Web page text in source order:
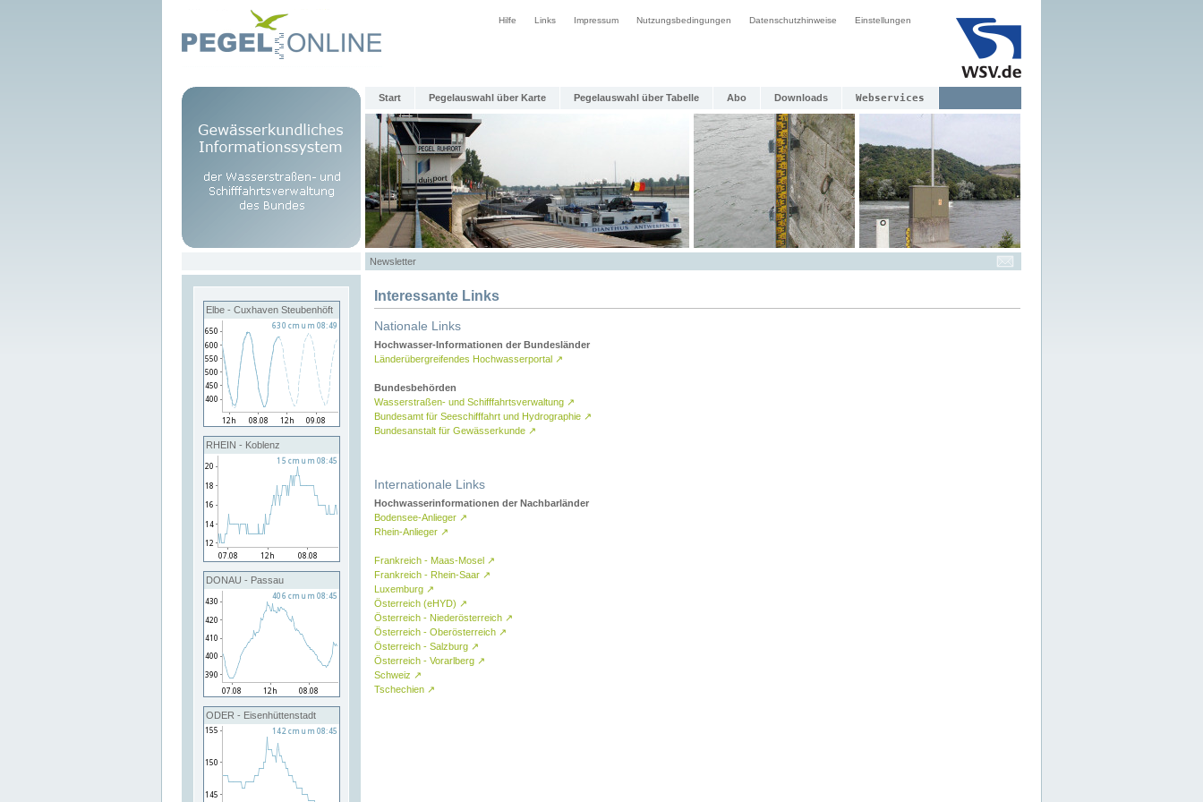
Hilfe Links Impressum Nutzungsbedingungen Datenschutzhinweise Einstellungen
Start Pegelauswahl über Karte Pegelauswahl über Tabelle Abo Downloads Webservices
Newsletter
Elbe - Cuxhaven Steubenhöft
RHEIN - Koblenz
DONAU - Passau
ODER - Eisenhüttenstadt
Interessante Links
Nationale Links
Hochwasser-Informationen der Bundesländer
Länderübergreifendes Hochwasserportal ↗
Bundesbehörden
Wasserstraßen- und Schifffahrtsverwaltung ↗
Bundesamt für Seeschifffahrt und Hydrographie ↗
Bundesanstalt für Gewässerkunde ↗
Internationale Links
Hochwasserinformationen der Nachbarländer
Bodensee-Anlieger ↗
Rhein-Anlieger ↗
Frankreich - Maas-Mosel ↗
Frankreich - Rhein-Saar ↗
Luxemburg ↗
Österreich (eHYD) ↗
Österreich - Niederösterreich ↗
Österreich - Oberösterreich ↗
Österreich - Salzburg ↗
Österreich - Vorarlberg ↗
Schweiz ↗
Tschechien ↗